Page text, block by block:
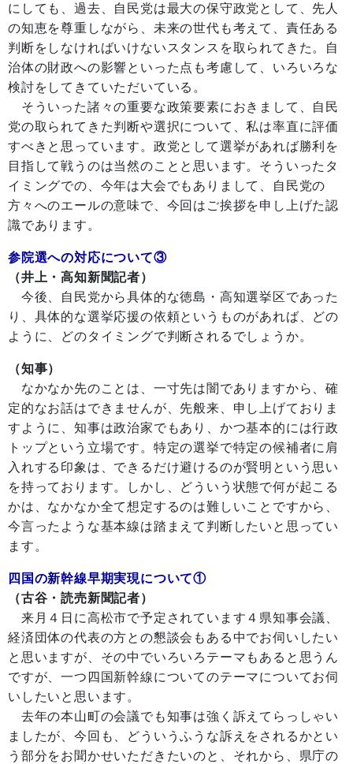
にしても、過去、自民党は最大の保守政党として、先人
の知恵を尊重しながら、未来の世代も考えて、責任ある
判断をしなければいけないスタンスを取られてきた。自
治体の財政への影響といった点も考慮して、いろいろな
検討をしてきていただいている。
そういった諸々の重要な政策要素におきまして、自民
党の取られてきた判断や選択について、私は率直に評価
すべきと思っています。政党として選挙があれば勝利を
目指して戦うのは当然のことと思います。そういったタ
イミングでの、今年は大会でもありまして、自民党の
方々へのエールの意味で、今回はご挨拶を申し上げた認
識であります。
参院選への対応について③
（井上・高知新聞記者）
今後、自民党から具体的な徳島・高知選挙区であった
り、具体的な選挙応援の依頼というものがあれば、どの
ように、どのタイミングで判断されるでしょうか。
（知事）
なかなか先のことは、一寸先は闇でありますから、確
定的なお話はできませんが、先般来、申し上げておりま
すように、知事は政治家でもあり、かつ基本的には行政
トップという立場です。特定の選挙で特定の候補者に肩
入れする印象は、できるだけ避けるのが賢明という思い
を持っております。しかし、どういう状態で何が起こる
かは、なかなか全て想定するのは難しいことですから、
今言ったような基本線は踏まえて判断したいと思ってい
ます。
四国の新幹線早期実現について①
（古谷・読売新聞記者）
来月４日に高松市で予定されています４県知事会議、
経済団体の代表の方との懇談会もある中でお伺いしたい
と思いますが、その中でいろいろテーマもあると思うん
ですが、一つ四国新幹線についてのテーマについてお伺
いしたいと思います。
去年の本山町の会議でも知事は強く訴えてらっしゃい
ましたが、今回も、どういうふうな訴えをされるかとい
う部分をお聞かせいただきたいのと、それから、県庁の